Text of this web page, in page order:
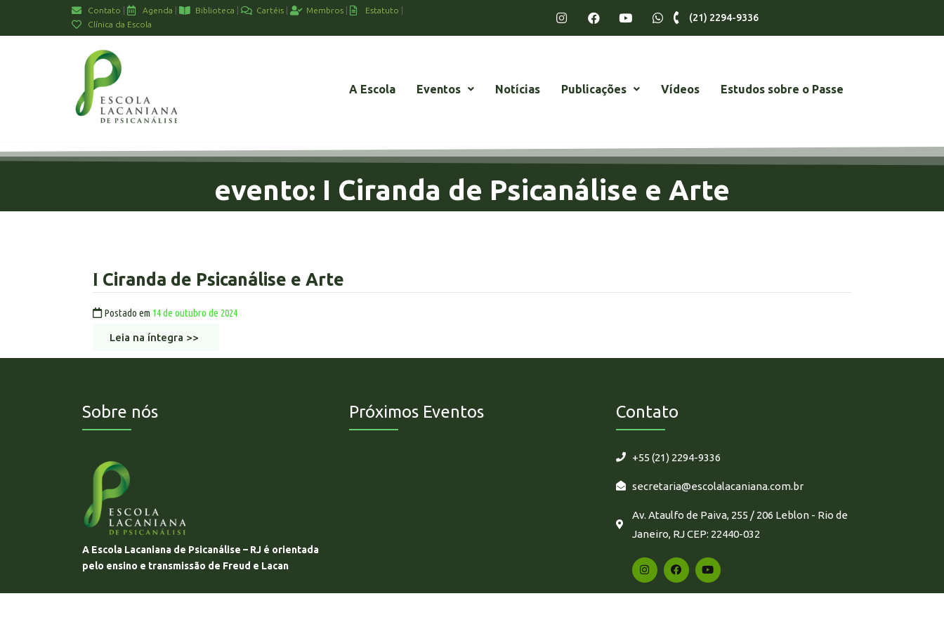
Contato Agenda Biblioteca Cartéis Membros
Estatuto
Clínica da Escola
(21) 2294-9336
A Escola Eventos Notícias Publicações Vídeos Estudos sobre o Passe
evento: I Ciranda de Psicanálise e Arte
I Ciranda de Psicanálise e Arte
Postado em 14 de outubro de 2024
Leia na íntegra >>
Sobre nós
A Escola Lacaniana de Psicanálise – RJ é orientada
pelo ensino e transmissão de Freud e Lacan
Próximos Eventos Contato
+55 (21) 2294-9336
secretaria@escolalacaniana.com.br
Av. Ataulfo de Paiva, 255 / 206 Leblon - Rio de
Janeiro, RJ CEP: 22440-032